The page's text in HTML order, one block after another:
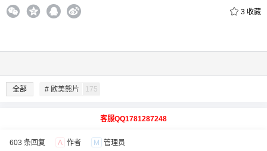
3 收藏
全部 # 欧美熊片 175
客服QQ1781287248
603 条回复 A 作者 M 管理员